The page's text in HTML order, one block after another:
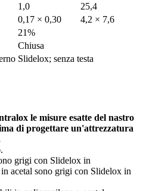
1,0
25,4
0,17 × 0,30
4,2 × 7,6
21%
Chiusa
Slidelox; senza testa
le misure esatte del nastro
di progettare un'attrezzatura
grigi con Slidelox in
acetal sono grigi con Slidelox in